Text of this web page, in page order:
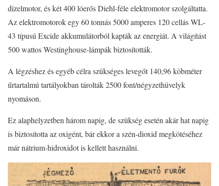
dízelmotor, és két 400 lóerős Diehl-féle elektromotor szolgáltatta.
Az elektromotorok egy 60 tonnás 5000 amperes 120 cellás WL-
43 típusú Excide akkumulátorból kapták az energiát. A világítást
500 wattos Westinghouse-lámpák biztosították.
A légzéshez és egyéb célra szükséges levegőt 140,96 köbméter
űrtartalmú tartályokban tárolták 2500 font/négyzethüvelyk
nyomáson.
Ez alaphelyzetben három napig, de szükség esetén akár hat napig
is biztosította az oxigént, bár ekkor a szén-dioxid megkötéséhez
már nátrium-hidroxidot is kellett használni.